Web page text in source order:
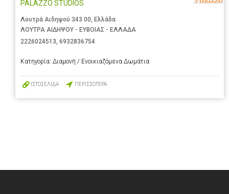
PALAZZO STUDIOS
Λουτρά Αιδηψού 343 00, Ελλάδα
ΛΟΥΤΡΑ ΑΙΔΗΨΟΥ - ΕΥΒΟΙΑΣ - ΕΛΛΑΔΑ
2226024513, 6932836754
Κατηγορία: Διαμονή / Ενοικιαζόμενα Δωμάτια
ΙΣΤΟΣΕΛΙΔΑ ΠΕΡΙΣΣΟΤΕΡΑ